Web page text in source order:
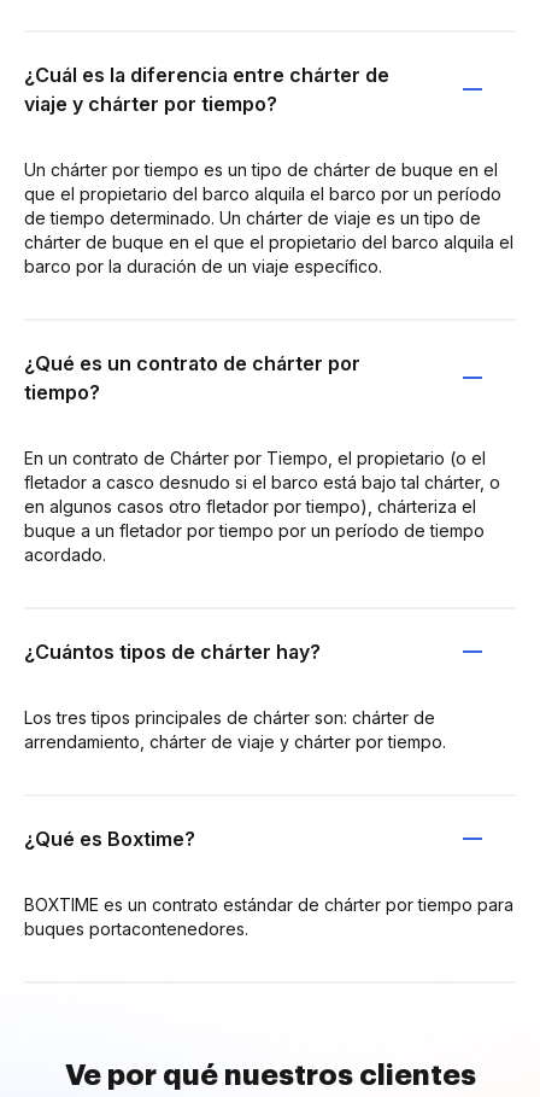
¿Cuál es la diferencia entre chárter de
viaje y chárter por tiempo?
Un chárter por tiempo es un tipo de chárter de buque en el
que el propietario del barco alquila el barco por un período
de tiempo determinado. Un chárter de viaje es un tipo de
chárter de buque en el que el propietario del barco alquila el
barco por la duración de un viaje específico.
¿Qué es un contrato de chárter por
tiempo?
En un contrato de Chárter por Tiempo, el propietario (o el
fletador a casco desnudo si el barco está bajo tal chárter, o
en algunos casos otro fletador por tiempo), chárteriza el
buque a un fletador por tiempo por un período de tiempo
acordado.
¿Cuántos tipos de chárter hay?
Los tres tipos principales de chárter son: chárter de
arrendamiento, chárter de viaje y chárter por tiempo.
¿Qué es Boxtime?
BOXTIME es un contrato estándar de chárter por tiempo para
buques portacontenedores.
Ve por qué nuestros clientes